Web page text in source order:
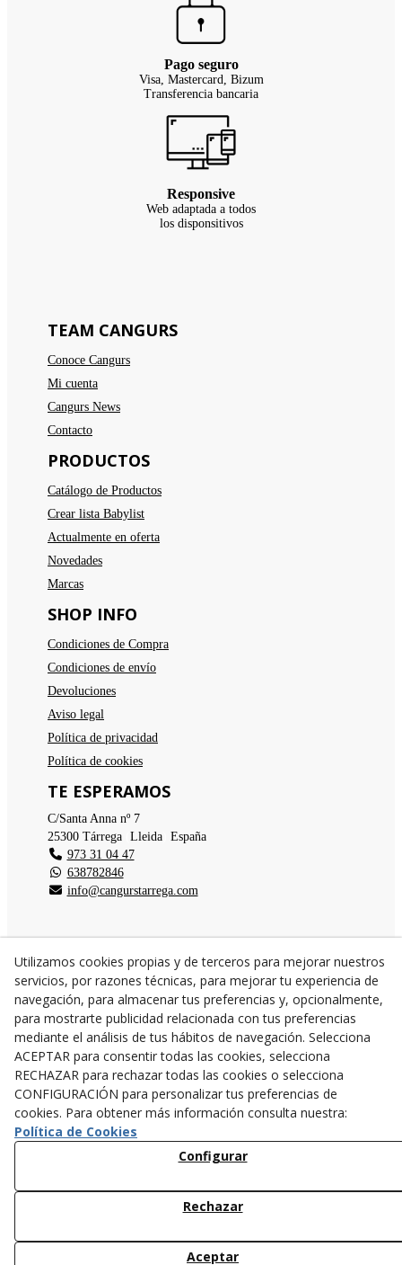
Pago seguro
Visa, Mastercard, Bizum
Transferencia bancaria
Responsive
Web adaptada a todos
los disponsitivos
TEAM CANGURS
Conoce Cangurs
Mi cuenta
Cangurs News
Contacto
PRODUCTOS
Catálogo de Productos
Crear lista Babylist
Actualmente en oferta
Novedades
Marcas
SHOP INFO
Condiciones de Compra
Condiciones de envío
Devoluciones
Aviso legal
Política de privacidad
Política de cookies
TE ESPERAMOS
C/Santa Anna nº 7
25300 Tárrega Lleida España
973 31 04 47
638782846
info@cangurstarrega.com
© 08/2026 Cangurs - Todos los derechos reservados.
Utilizamos cookies propias y de terceros para mejorar nuestros
servicios, por razones técnicas, para mejorar tu experiencia de
navegación, para almacenar tus preferencias y, opcionalmente,
para mostrarte publicidad relacionada con tus preferencias
mediante el análisis de tus hábitos de navegación. Selecciona
ACEPTAR para consentir todas las cookies, selecciona
RECHAZAR para rechazar todas las cookies o selecciona
CONFIGURACIÓN para personalizar tus preferencias de
cookies. Para obtener más información consulta nuestra:
Política de Cookies
Configurar
Rechazar
Aceptar